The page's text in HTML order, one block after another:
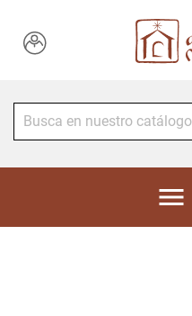
